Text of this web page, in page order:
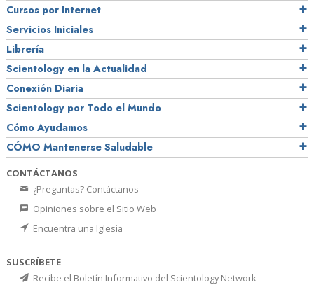
Cursos por Internet
Servicios Iniciales
Librería
Scientology en la Actualidad
Conexión Diaria
Scientology por Todo el Mundo
Cómo Ayudamos
CÓMO Mantenerse Saludable
CONTÁCTANOS
¿Preguntas? Contáctanos
Opiniones sobre el Sitio Web
Encuentra una Iglesia
SUSCRÍBETE
Recibe el Boletín Informativo del Scientology Network